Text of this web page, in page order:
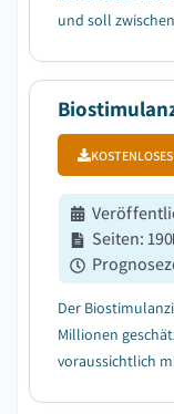
und soll
Nachfrage nach
Seiten:190
Der
Millionen
voraussichtlich